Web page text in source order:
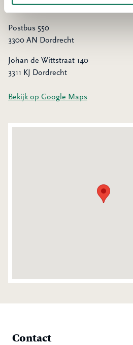
Adres
Postbus 550
3300 AN Dordrecht
Johan de Wittstraat 140
3311 KJ Dordrecht
Bekijk op Google Maps
Contact